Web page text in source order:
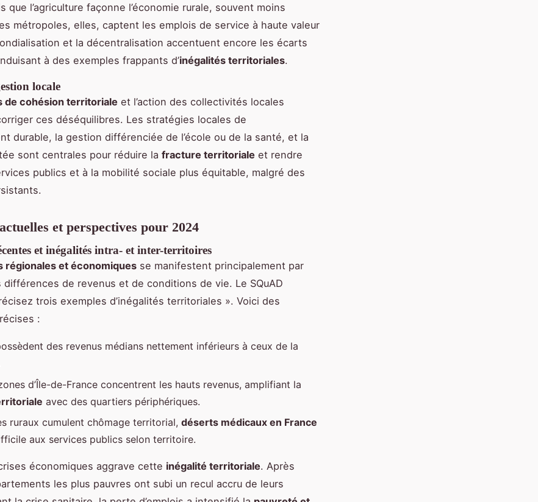
que l’agriculture façonne l’économie rurale, souvent moins
métropoles, elles, captent les emplois de service à haute valeur
et la décentralisation accentuent encore les écarts
à des exemples frappants d’inégalités territoriales.
locale
de cohésion territoriale et l’action des collectivités locales
ces déséquilibres. Les stratégies locales de
durable, la gestion différenciée de l’école ou de la santé, et la
sont centrales pour réduire la fracture territoriale et rendre
publics et à la mobilité sociale plus équitable, malgré des
et perspectives pour 2024
et inégalités intra- et inter-territoires
régionales et économiques se manifestent principalement par
différences de revenus et de conditions de vie. Le SQuAD
trois exemples d’inégalités territoriales ». Voici des
:
des revenus médians nettement inférieurs à ceux de la
d’Île-de-France concentrent les hauts revenus, amplifiant la
avec des quartiers périphériques.
ruraux cumulent chômage territorial, déserts médicaux en France
aux services publics selon territoire.
économiques aggrave cette inégalité territoriale. Après
les plus pauvres ont subi un recul accru de leurs